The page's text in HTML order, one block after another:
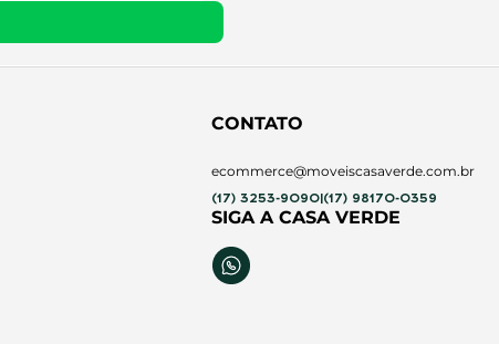
CONTATO
ecommerce@moveiscasaverde.com.br
(17) 3253-9090|(17) 98170-0359
SIGA A CASA VERDE